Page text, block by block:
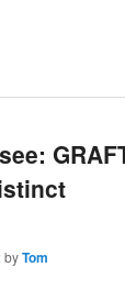
byTom